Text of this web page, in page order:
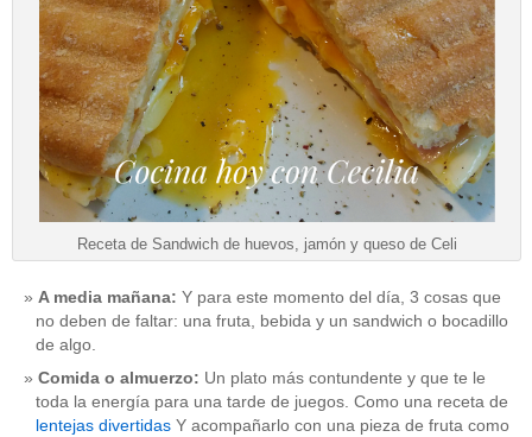
Receta de Sandwich de huevos, jamón y queso de Celi
A media mañana: Y para este momento del día, 3 cosas que
no deben de faltar: una fruta, bebida y un sandwich o bocadillo
de algo.
Comida o almuerzo: Un plato más contundente y que te le
toda la energía para una tarde de juegos. Como una receta de
lentejas divertidas Y acompañarlo con una pieza de fruta como